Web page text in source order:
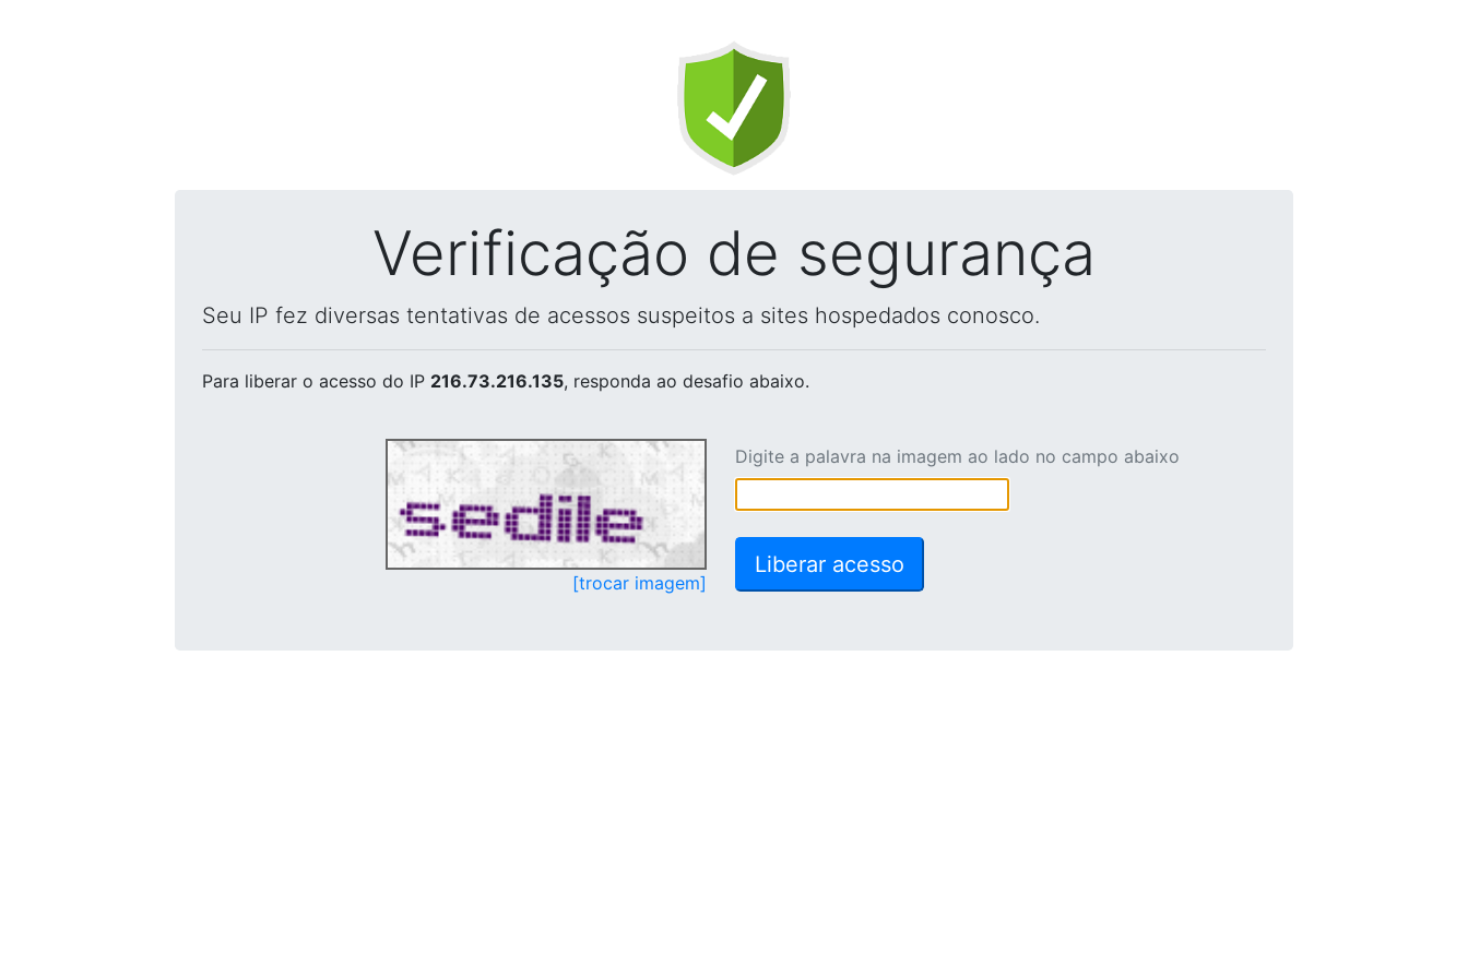
Verificação de segurança
Seu IP fez diversas tentativas de acessos suspeitos a sites hospedados conosco.
Para liberar o acesso do IP 216.73.216.135, responda ao desafio abaixo.
[trocar imagem]
Digite a palavra na imagem ao lado no campo abaixo